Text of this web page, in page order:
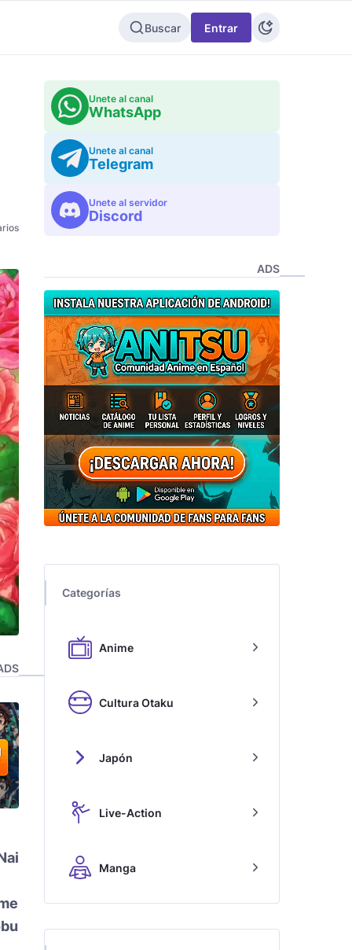
Buscar Entrar
Unete al canal
WhatsApp
Unete al canal
Telegram
Unete al servidor
Discord
ADS
Categorías
Anime
Cultura Otaku
Japón
Live-Action
Manga